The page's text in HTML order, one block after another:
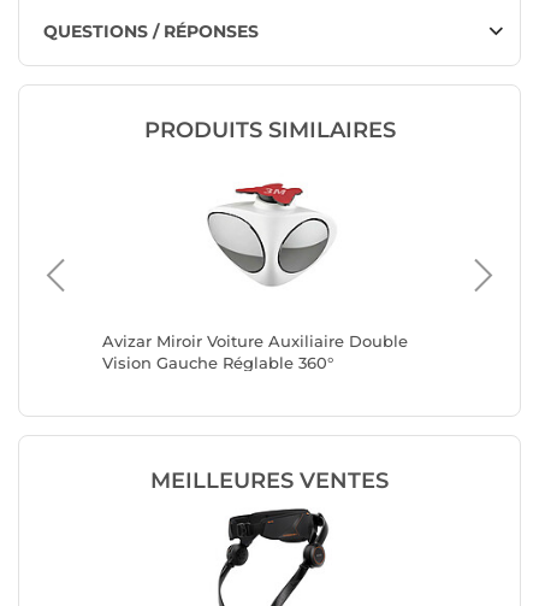
QUESTIONS / RÉPONSES
PRODUITS SIMILAIRES
Avizar Miroir Voiture Auxiliaire Double
Vision Gauche Réglable 360°
MEILLEURES VENTES